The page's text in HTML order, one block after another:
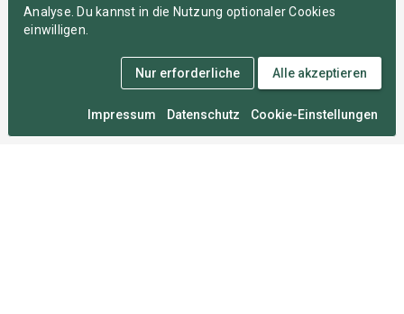
Analyse. Du kannst in die Nutzung optionaler Cookies
einwilligen.
Impressum Datenschutz Cookie-Einstellungen
Nur erforderliche Alle akzeptieren